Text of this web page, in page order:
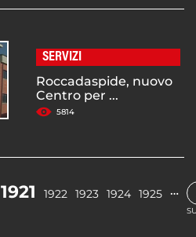
SERVIZI
Roccadaspide, nuovo
Centro per ...
5814
1921 1922 1923 1924 1925 …